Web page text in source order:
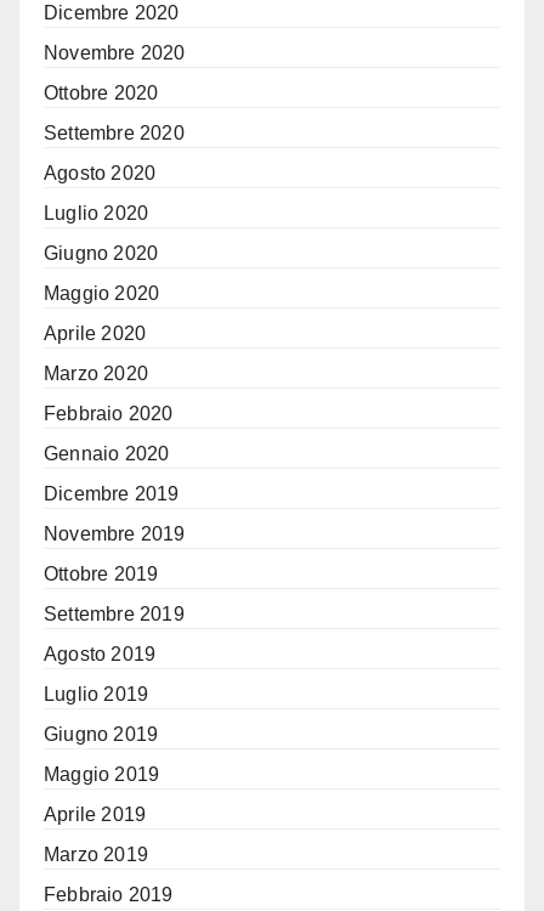
Dicembre 2020
Novembre 2020
Ottobre 2020
Settembre 2020
Agosto 2020
Luglio 2020
Giugno 2020
Maggio 2020
Aprile 2020
Marzo 2020
Febbraio 2020
Gennaio 2020
Dicembre 2019
Novembre 2019
Ottobre 2019
Settembre 2019
Agosto 2019
Luglio 2019
Giugno 2019
Maggio 2019
Aprile 2019
Marzo 2019
Febbraio 2019